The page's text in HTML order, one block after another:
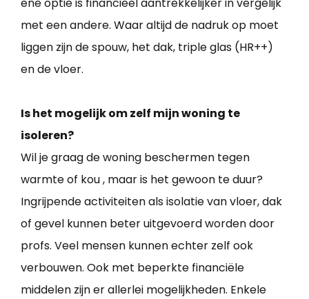
met een andere. Waar altijd de nadruk op moet
liggen zijn de spouw, het dak, triple glas (HR++)
en de vloer.
Is het mogelijk om zelf mijn woning te
isoleren?
Wil je graag de woning beschermen tegen
warmte of kou , maar is het gewoon te duur?
Ingrijpende activiteiten als isolatie van vloer, dak
of gevel kunnen beter uitgevoerd worden door
profs. Veel mensen kunnen echter zelf ook
verbouwen. Ook met beperkte financiële
middelen zijn er allerlei mogelijkheden. Enkele